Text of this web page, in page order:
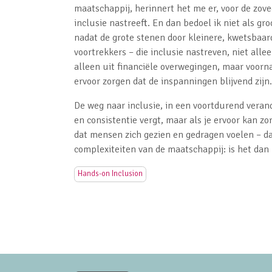
maatschappij, herinnert het me er, voor de
inclusie nastreeft. En dan bedoel ik niet als
nadat de grote stenen door kleinere,
voortrekkers – die inclusie nastreven, niet
alleen uit financiële overwegingen, maar
ervoor zorgen dat de inspanningen blijvend zijn.
De weg naar inclusie, in een voortdurend
en consistentie vergt, maar als je ervoor kan
dat mensen zich gezien en gedragen voelen –
complexiteiten van de maatschappij: is het
Hands-on Inclusion